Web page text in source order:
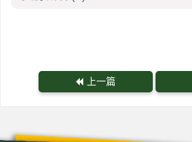
上一篇